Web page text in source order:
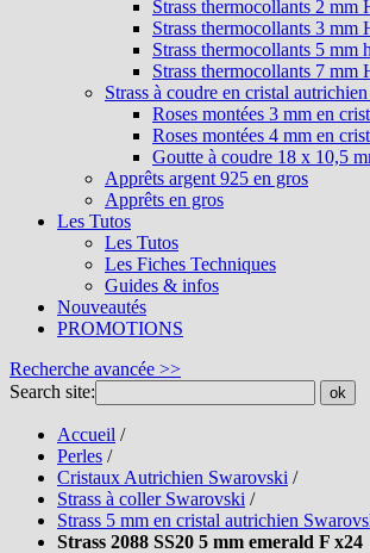
Strass thermocollants 2
Strass thermocollants 3
Strass thermocollants 5
Strass thermocollants 7
Strass à coudre en cristal
Roses montées 3 mm en
Roses montées 4 mm en
Goutte à coudre 18 x 10,5
Apprêts argent 925 en gros
Apprêts en gros
Les Tutos
Les Tutos
Les Fiches Techniques
Guides & infos
Nouveautés
PROMOTIONS
Recherche avancée >>
Search site:
ok
Accueil /
Perles /
Cristaux Autrichien Swarovski /
Strass à coller Swarovski /
Strass 5 mm en cristal autrichien
Strass 2088 SS20 5 mm emerald F x24